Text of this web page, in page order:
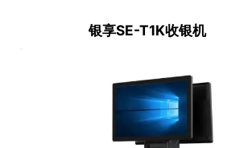
银享SE-T1K收银机